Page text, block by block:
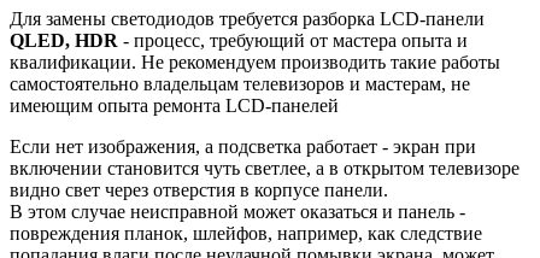
Для замены светодиодов требуется разборка LCD-панели
QLED, HDR - процесс, требующий от мастера опыта и
квалификации. Не рекомендуем производить такие работы
самостоятельно владельцам телевизоров и мастерам, не
имеющим опыта ремонта LCD-панелей
Если нет изображения, а подсветка работает - экран при
включении становится чуть светлее, а в открытом телевизоре
видно свет через отверстия в корпусе панели.
В этом случае неисправной может оказаться и панель -
повреждения планок, шлейфов, например, как следствие